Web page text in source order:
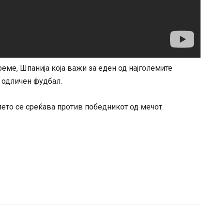
Шпанија која важи за еден од најголемите
одличен фудбал.
се среќава против победникот од мечот